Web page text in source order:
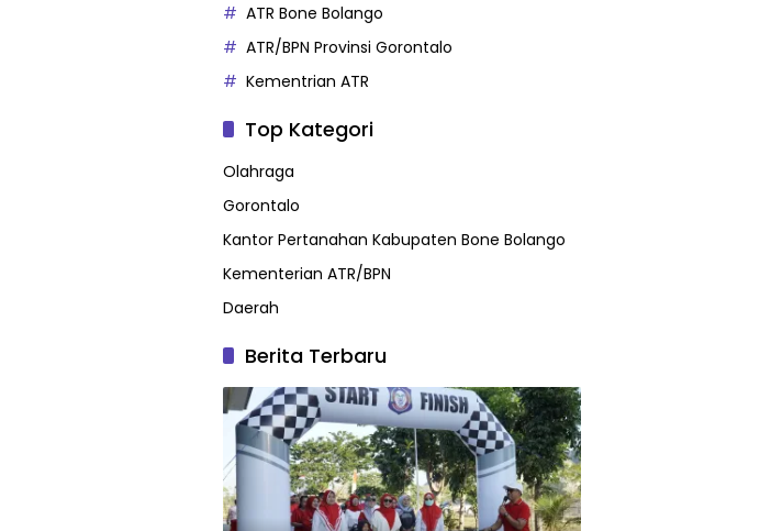
ATR Bone Bolango
ATR/BPN Provinsi Gorontalo
Kementrian ATR
Top Kategori
Olahraga
Gorontalo
Kantor Pertanahan Kabupaten Bone Bolango
Kementerian ATR/BPN
Daerah
Berita Terbaru